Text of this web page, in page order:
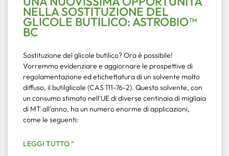
NELLA SOSTITUZIONE DEL
GLICOLE BUTILICO: ASTROBIO™
BC
Sostituzione del glicole butilico? Ora è possibile!
Vorremmo evidenziare e aggiornare le prospettive di
regolamentazione ed etichettatura di un solvente molto
diffuso, il butilglicole (CAS 111-76-2). Questo solvente, con
un consumo stimato nell'UE di diverse centinaia di migliaia
di MT all'anno, ha un numero enorme di applicazioni,
come le seguenti:
LEGGI TUTTO "